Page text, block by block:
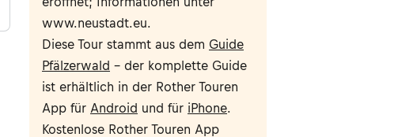
www.neustadt.eu.
Diese Tour stammt aus dem Guide
Pfälzerwald – der komplette Guide
ist erhältlich in der Rother Touren
App für Android und für iPhone.
Kostenlose Rother Touren App